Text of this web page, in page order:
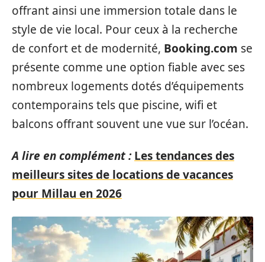
offrant ainsi une immersion totale dans le
style de vie local. Pour ceux à la recherche
de confort et de modernité, Booking.com se
présente comme une option fiable avec ses
nombreux logements dotés d’équipements
contemporains tels que piscine, wifi et
balcons offrant souvent une vue sur l’océan.
A lire en complément : Les tendances des
meilleurs sites de locations de vacances
pour Millau en 2026